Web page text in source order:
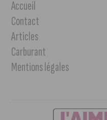
Accueil
Contact
Articles
Carburant
Mentions légales